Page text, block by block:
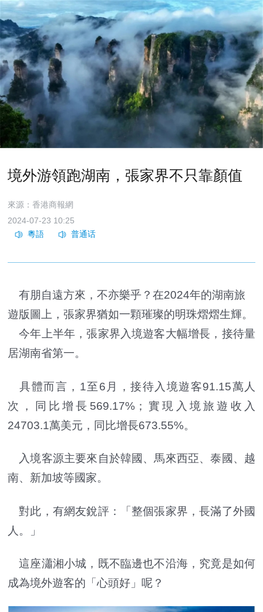
境外游領跑湖南，張家界不只靠顏值
來源：香港商報網
2024-07-23 10:25
有朋自遠方來，不亦樂乎？在2024年的湖南旅
遊版圖上，張家界猶如一顆璀璨的明珠熠熠生輝。
今年上半年，張家界入境遊客大幅增長，接待量
居湖南省第一。
具體而言，1至6月，接待入境遊客91.15萬人
次，同比增長569.17%；實現入境旅遊收入
24703.1萬美元，同比增長673.55%。
入境客源主要來自於韓國、馬來西亞、泰國、越
南、新加坡等國家。
對此，有網友銳評：「整個張家界，長滿了外國
人。」
這座瀟湘小城，既不臨邊也不沿海，究竟是如何
成為境外遊客的「心頭好」呢？